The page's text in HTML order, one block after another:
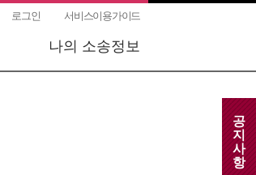
서비스이용가이드
로그인
나의 소송정보
공
지
사
항